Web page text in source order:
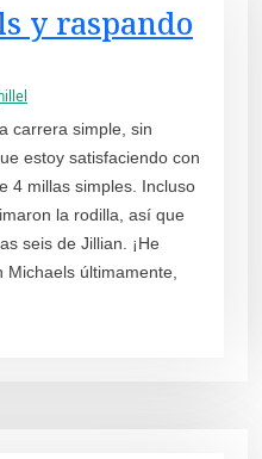
y raspando
carrera simple, sin
estoy satisfaciendo con
4 millas simples. Incluso
la rodilla, así que
seis de Jillian. ¡He
Michaels últimamente,